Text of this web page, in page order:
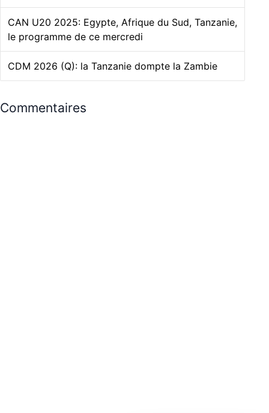
CAN U20 2025: Egypte, Afrique du Sud, Tanzanie,
le programme de ce mercredi
CDM 2026 (Q): la Tanzanie dompte la Zambie
Commentaires